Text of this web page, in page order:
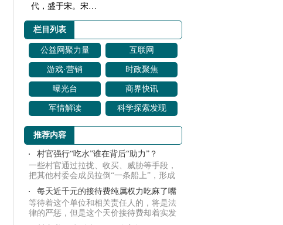
代，盛于宋。宋…
栏目列表
公益网聚力量 互联网
游戏·营销 时政聚焦
曝光台 商界快讯
军情解读 科学探索发现
推荐内容
村官强行“吃水”谁在背后“助力”？
一些村官通过拉拢、收买、威胁等手段，
把其他村委会成员拉倒“一条船上”，形成
利益共...
每天近千元的接待费纯属权力吃麻了嘴
等待着这个单位和相关责任人的，将是法
律的严惩，但是这个天价接待费却着实发
人深省，...